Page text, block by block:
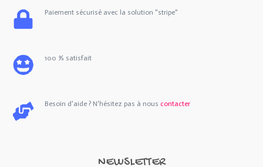
Paiement sécurisé avec la solution "stripe"
100 % satisfait
Besoin d'aide ? N'hésitez pas à nous contacter
NEWSLETTER